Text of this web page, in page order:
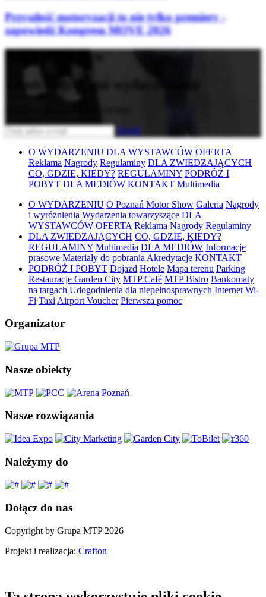
Przyszłość motoryzacji to nie tylko premiery -
zapowiedź Kongresu MOVE 2026
Bądź na bieżąco
z nadchodzącymi wydarzeniami
Wyślij
O WYDARZENIU DLA WYSTAWCÓW OFERTA
Reklama Nagrody Regulaminy DLA ZWIEDZAJĄCYCH
CO, GDZIE, KIEDY? REGULAMINY PODRÓŻ I
POBYT DLA MEDIÓW KONTAKT Multimedia
O WYDARZENIU O Poznań Motor Show Galeria Nagrody
i wyróżnienia Wydarzenia towarzyszące DLA
WYSTAWCÓW OFERTA Reklama Nagrody Regulaminy
DLA ZWIEDZAJĄCYCH CO, GDZIE, KIEDY?
REGULAMINY Multimedia DLA MEDIÓW Informacje
prasowe Materiały do pobrania Akredytacje KONTAKT
PODRÓŻ I POBYT Dojazd Hotele Mapa terenu Parking
Restauracje Garden City MTP Café MTP Bistro Bankomaty
na targach Udogodnienia dla niepełnosprawnych Internet Wi-
Fi Taxi Airport Voucher Pierwsza pomoc
Organizator
Nasze obiekty
Nasze rozwiązania
Należymy do
Dołącz do nas
Copyright by Grupa MTP 2026
Projekt i realizacja: Crafton